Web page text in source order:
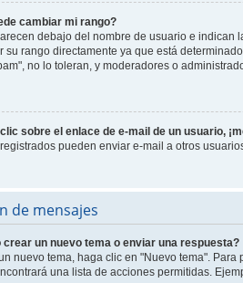
cambiar mi rango?
debajo del nombre de usuario e
su rango directamente ya que está
no lo toleran, y moderadores o
sobre el enlace de e-mail de un usuario,
pueden enviar e-mail a otros
de mensajes
crear un nuevo tema o enviar una respuesta?
nuevo tema, haga clic en "Nuevo tema".
una lista de acciones permitidas.